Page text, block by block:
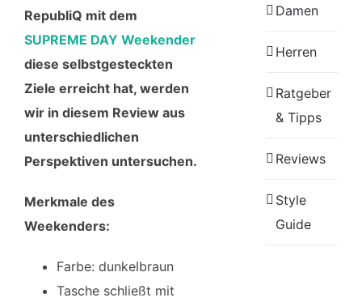
RepubliQ mit dem
SUPREME DAY Weekender
diese selbstgesteckten
Ziele erreicht hat, werden
wir in diesem Review aus
unterschiedlichen
Perspektiven untersuchen.
Merkmale des
Weekenders:
Farbe: dunkelbraun
Tasche schließt mit
Damen
Herren
Ratgeber
& Tipps
Reviews
Style
Guide